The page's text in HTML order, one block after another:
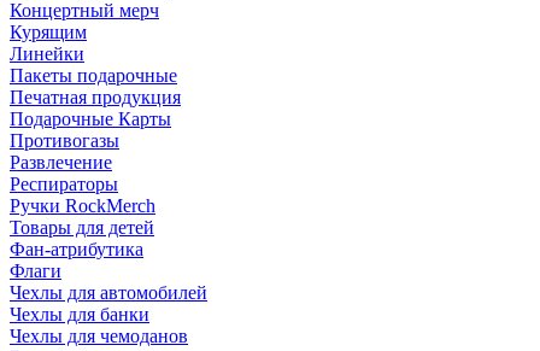
Концертный мерч
Курящим
Линейки
Пакеты подарочные
Печатная продукция
Подарочные Карты
Противогазы
Развлечение
Респираторы
Ручки RockMerch
Товары для детей
Фан-атрибутика
Флаги
Чехлы для автомобилей
Чехлы для банки
Чехлы для чемоданов